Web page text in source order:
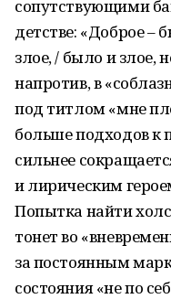
сопутствующими
детстве: «Доброе –
злое, / было и злое,
напротив, в
под титлом «мне
больше подходов к
сильнее
и лирическим
Попытка найти
тонет во
за постоянным
состояния «не по